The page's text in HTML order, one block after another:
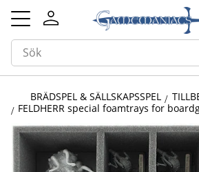
Meny
BRÄDSPEL & SÄLLSKAPSSPEL
FELDHERR special foamtrays for